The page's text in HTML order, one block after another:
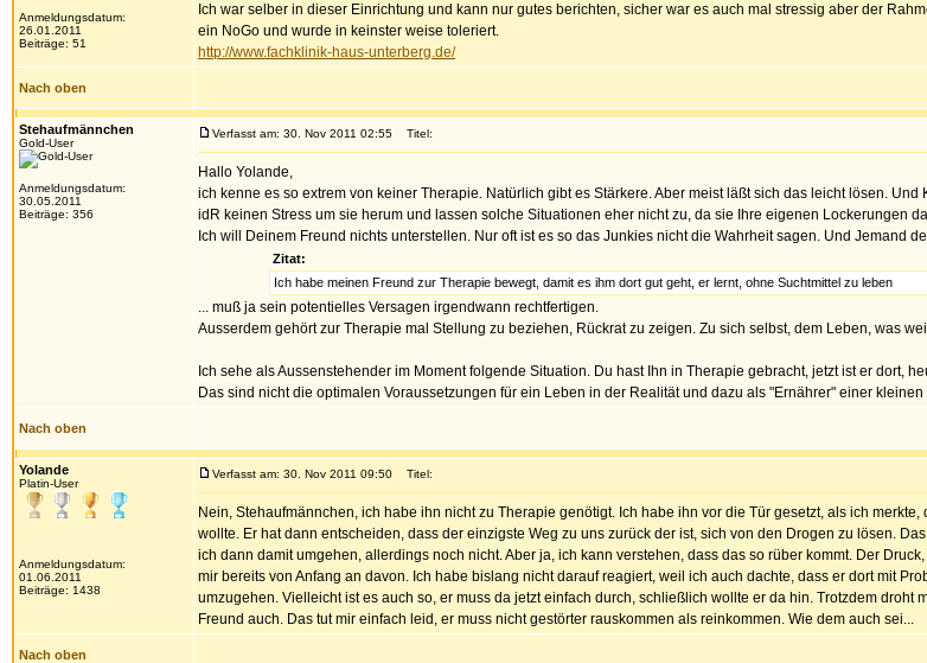
Anmeldungsdatum:
26.01.2011
Beiträge: 51
Ich war selber in dieser Einrichtung und kann nur gutes berichten, sicher war es auch mal stressig aber der
ein NoGo und wurde in keinster weise toleriert.
http://www.fachklinik-haus-unterberg.de/
Nach oben
Stehaufmännchen
Gold-User
Anmeldungsdatum:
30.05.2011
Beiträge: 356
Verfasst am: 30. Nov 2011 02:55 Titel:
Hallo Yolande,
ich kenne es so extrem von keiner Therapie. Natürlich gibt es Stärkere. Aber meist läßt sich das leicht lösen.
idR keinen Stress um sie herum und lassen solche Situationen eher nicht zu, da sie Ihre eigenen Lockerungen
Ich will Deinem Freund nichts unterstellen. Nur oft ist es so das Junkies nicht die Wahrheit sagen. Und Jemand
Zitat:
Ich habe meinen Freund zur Therapie bewegt, damit es ihm dort gut geht, er lernt, ohne Suchtmittel zu leben
... muß ja sein potentielles Versagen irgendwann rechtfertigen.
Ausserdem gehört zur Therapie mal Stellung zu beziehen, Rückrat zu zeigen. Zu sich selbst, dem Leben, was
Ich sehe als Aussenstehender im Moment folgende Situation. Du hast Ihn in Therapie gebracht, jetzt ist er dort,
Das sind nicht die optimalen Voraussetzungen für ein Leben in der Realität und dazu als "Ernährer" einer kleinen
Nach oben
Yolande
Platin-User
Anmeldungsdatum:
01.06.2011
Beiträge: 1438
Verfasst am: 30. Nov 2011 09:50 Titel:
Nein, Stehaufmännchen, ich habe ihn nicht zu Therapie genötigt. Ich habe ihn vor die Tür gesetzt, als ich
wollte. Er hat dann entscheiden, dass der einzigste Weg zu uns zurück der ist, sich von den Drogen zu lösen.
ich dann damit umgehen, allerdings noch nicht. Aber ja, ich kann verstehen, dass das so rüber kommt. Der
mir bereits von Anfang an davon. Ich habe bislang nicht darauf reagiert, weil ich auch dachte, dass er dort mit
umzugehen. Vielleicht ist es auch so, er muss da jetzt einfach durch, schließlich wollte er da hin. Trotzdem
Freund auch. Das tut mir einfach leid, er muss nicht gestörter rauskommen als reinkommen. Wie dem auch sei...
Nach oben